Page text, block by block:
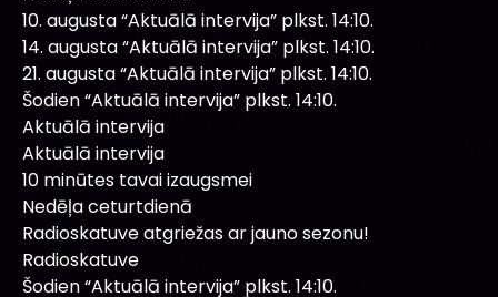
10. augusta “Aktuālā intervija” plkst. 14:10.
14. augusta “Aktuālā intervija” plkst. 14:10.
21. augusta “Aktuālā intervija” plkst. 14:10.
Šodien “Aktuālā intervija” plkst. 14:10.
Aktuālā intervija
Aktuālā intervija
10 minūtes tavai izaugsmei
Nedēļa ceturtdienā
Radioskatuve atgriežas ar jauno sezonu!
Radioskatuve
Šodien “Aktuālā intervija” plkst. 14:10.